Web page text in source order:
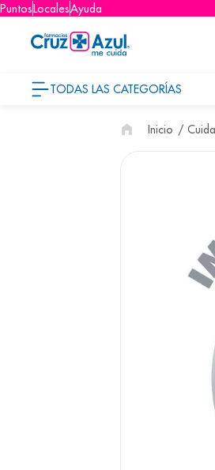
PuntosLocalesAyuda
TODAS LAS CATEGORÍAS